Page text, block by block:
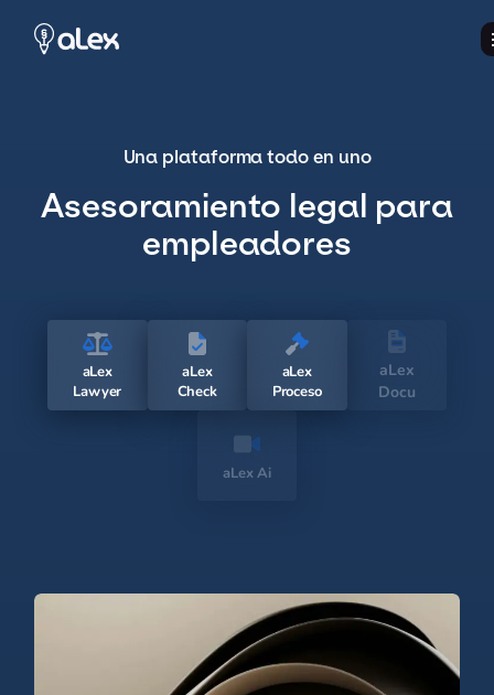
Una plataforma todo en uno
Asesoramiento legal para
empleadores
aLex
Lawyer
aLex
Check
aLex
Proceso
aLex
Docu
aLex Ai